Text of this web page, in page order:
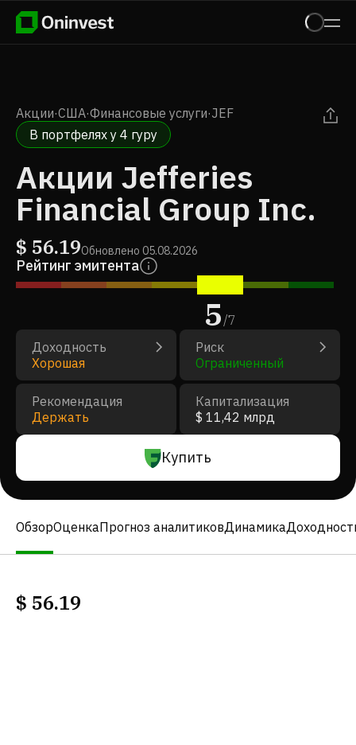
Акции·США·Финансовые услуги·JEF
В портфелях у 4 гуру
Акции Jefferies
Financial Group Inc.
$ 56.19Обновлено 05.08.2026
Рейтинг эмитента
5/7
Доходность
Хорошая
Риск
Ограниченный
Рекомендация
Держать
Капитализация
$ 11,42 млрд
Купить
ОбзорОценкаПрогноз аналитиковДинамика
$ 56.19